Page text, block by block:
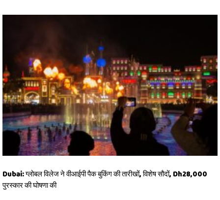
Dubai: ग्लोबल विलेज ने वीआईपी पैक बुकिंग की तारीखों, विशेष सौदों, Dh28,000
पुरस्कार की घोषणा की